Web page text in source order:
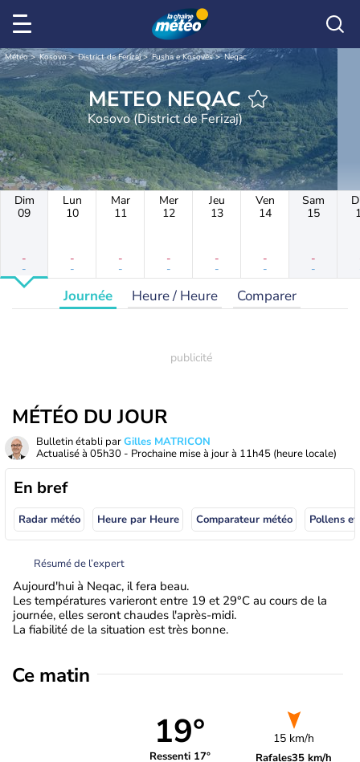
Météo Kosovo District de Ferizaj Fusha e Kosovës Neqac
METEO NEQAC
Kosovo (District de Ferizaj)
Dim
09
-
-
Lun
10
-
-
Mar
11
-
-
Mer
12
-
-
Jeu
13
-
-
Ven
14
-
-
Sam
15
-
-
Journée Heure / Heure Comparer
MÉTÉO DU JOUR
Bulletin établi parGilles MATRICON
Actualisé à 05h30 - Prochaine mise à jour à 11h45 (heure locale)
En bref
Radar météo Heure par Heure Comparateur météo Pollens
Résumé de l’expert
Aujourd'hui à Neqac, il fera beau.
Les températures varieront entre 19 et 29°C au cours de la
journée, elles seront chaudes l'après-midi.
La fiabilité de la situation est très bonne.
Ce matin
19°
Ressenti 17°
15 km/h
Rafales35 km/h